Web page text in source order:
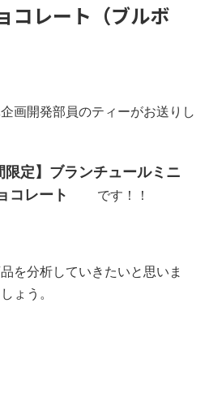
コレート（ブルボ
画開発部員のティーがお送りし
限定】ブランチュールミニ
コレート
です！！
を分析していきたいと思いま
ょう。